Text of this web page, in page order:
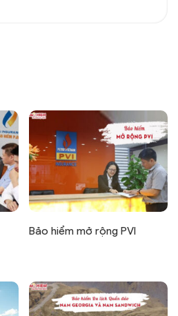
Bảo hiểm mở rộng PVI